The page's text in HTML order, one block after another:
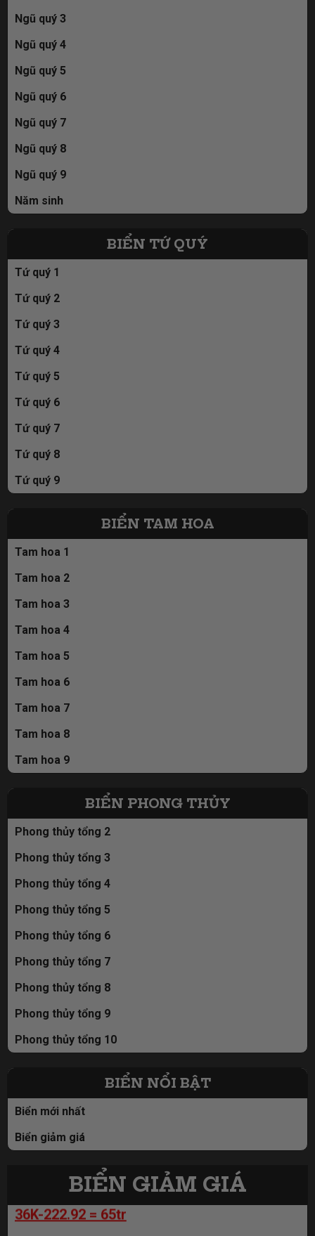
Ngũ quý 3
Ngũ quý 4
Ngũ quý 5
Ngũ quý 6
Ngũ quý 7
Ngũ quý 8
Ngũ quý 9
Năm sinh
BIỂN TỨ QUÝ
Tứ quý 1
Tứ quý 2
Tứ quý 3
Tứ quý 4
Tứ quý 5
Tứ quý 6
Tứ quý 7
Tứ quý 8
Tứ quý 9
BIỂN TAM HOA
Tam hoa 1
Tam hoa 2
Tam hoa 3
Tam hoa 4
Tam hoa 5
Tam hoa 6
Tam hoa 7
Tam hoa 8
Tam hoa 9
BIỂN PHONG THỦY
Phong thủy tổng 2
Phong thủy tổng 3
Phong thủy tổng 4
Phong thủy tổng 5
Phong thủy tổng 6
Phong thủy tổng 7
Phong thủy tổng 8
Phong thủy tổng 9
Phong thủy tổng 10
BIỂN NỔI BẬT
Biển mới nhất
Biển giảm giá
BIỂN GIẢM GIÁ
98A-666.00 = 59tr
98A-666.00 = 59tr
98A-666.00 = 59tr
36K-167.77 = 65tr
36K-222.92 = 65tr
36K-222.92 = 65tr
36K-167.77 = 65tr
98A-829.89 = 110tr